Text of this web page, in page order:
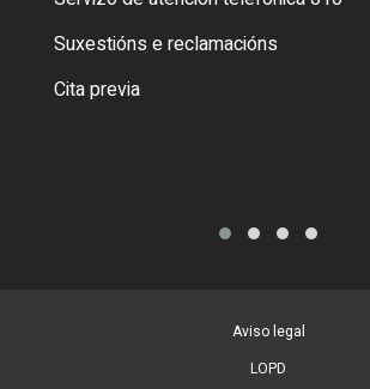
Suxestións e reclamacións
Cita previa
Aviso legal
LOPD